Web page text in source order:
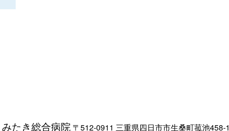
みたき総合病院 〒512-0911 三重県四日市市生桑町菰池458-1